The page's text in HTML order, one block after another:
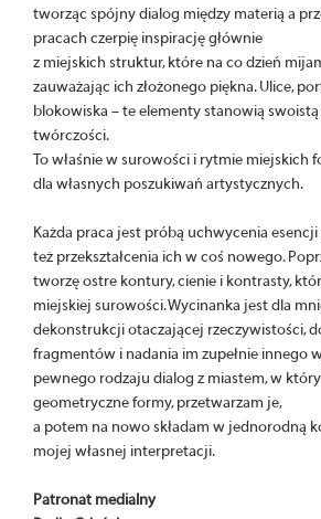
tworząc spójny dialog między materią a
pracach czerpię inspirację głównie
z miejskich struktur, które na co dzień
zauważając ich złożonego piękna. Ulice,
blokowiska – te elementy stanowią
twórczości.
To właśnie w surowości i rytmie miejskich
dla własnych poszukiwań artystycznych.
Każda praca jest próbą uchwycenia
też przekształcenia ich w coś nowego.
tworzę ostre kontury, cienie i kontrasty,
miejskiej surowości. Wycinanka jest dla
dekonstrukcji otaczającej rzeczywistości,
fragmentów i nadania im zupełnie innego
pewnego rodzaju dialog z miastem, w
geometryczne formy, przetwarzam je,
a potem na nowo składam w jednorodną
mojej własnej interpretacji.
Patronat medialny